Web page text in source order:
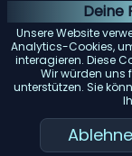
Deine
Unsere Website
Analytics-Cookies,
interagieren. Diese
Wir würden uns
unterstützen. Sie
Kopfhörertyp:
hat seine Vor-
Ihren Vorlieben.
Mit Kabel
bieten in der